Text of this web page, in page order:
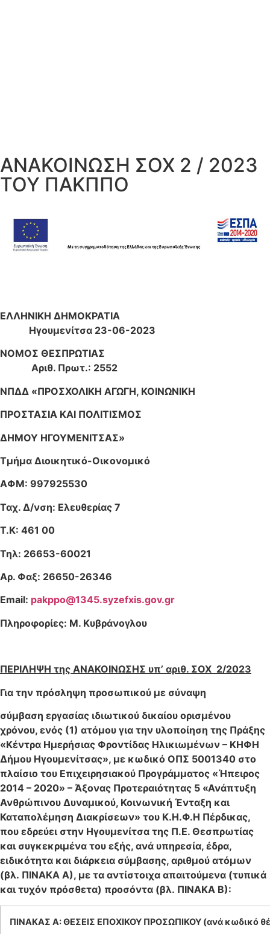
ΑΝΑΚΟΙΝΩΣΗ ΣΟΧ 2 / 2023
ΤΟΥ ΠΑΚΠΠΟ
ΕΛΛΗΝΙΚΗ ΔΗΜΟΚΡΑΤΙΑ
Ηγουμενίτσα 23-06-2023
ΝΟΜΟΣ ΘΕΣΠΡΩΤΙΑΣ
Αριθ. Πρωτ.: 2552
ΝΠΔΔ «ΠΡΟΣΧΟΛΙΚΗ ΑΓΩΓΗ, ΚΟΙΝΩΝΙΚΗ
ΠΡΟΣΤΑΣΙΑ ΚΑΙ ΠΟΛΙΤΙΣΜΟΣ
ΔΗΜΟΥ ΗΓΟΥΜΕΝΙΤΣΑΣ»
Τμήμα Διοικητικό-Οικονομικό
ΑΦΜ: 997925530
Ταχ. Δ/νση: Ελευθερίας 7
Τ.K: 461 00
Τηλ: 26653-60021
Αρ. Φαξ: 26650-26346
Εmail: pakppo@1345.syzefxis.gov.gr
Πληροφορίες: Μ. Κυβράνογλου
ΠΕΡΙΛΗΨΗ της ΑΝΑΚΟΙΝΩΣΗΣ υπ’ αριθ. ΣΟΧ 2/2023
Για την πρόσληψη προσωπικού με σύναψη
σύμβαση εργασίας ιδιωτικού δικαίου ορισμένου
χρόνου, ενός (1) ατόμου για την υλοποίηση της Πράξης
«Κέντρα Ημερήσιας Φροντίδας Ηλικιωμένων – ΚΗΦΗ
Δήμου Ηγουμενίτσας», με κωδικό ΟΠΣ 5001340 στο
πλαίσιο του Επιχειρησιακού Προγράμματος «Ήπειρος
2014 – 2020» – Άξονας Προτεραιότητας 5 «Ανάπτυξη
Ανθρώπινου Δυναμικού, Κοινωνική Ένταξη και
Καταπολέμηση Διακρίσεων» του Κ.Η.Φ.Η Πέρδικας,
που εδρεύει στην Ηγουμενίτσα της Π.Ε. Θεσπρωτίας
και συγκεκριμένα του εξής, ανά υπηρεσία, έδρα,
ειδικότητα και διάρκεια σύμβασης, αριθμού ατόμων
(βλ. ΠΙΝΑΚΑ Α), με τα αντίστοιχα απαιτούμενα (τυπικά
και τυχόν πρόσθετα) προσόντα (βλ. ΠΙΝΑΚΑ Β):
ΠΙΝΑΚΑΣ Α: ΘΕΣΕΙΣ ΕΠΟΧΙΚΟΥ ΠΡΟΣΩΠΙΚΟΥ (ανά κωδικό